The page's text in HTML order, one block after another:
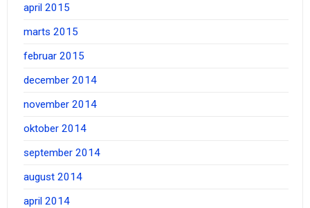
april 2015
marts 2015
februar 2015
december 2014
november 2014
oktober 2014
september 2014
august 2014
april 2014